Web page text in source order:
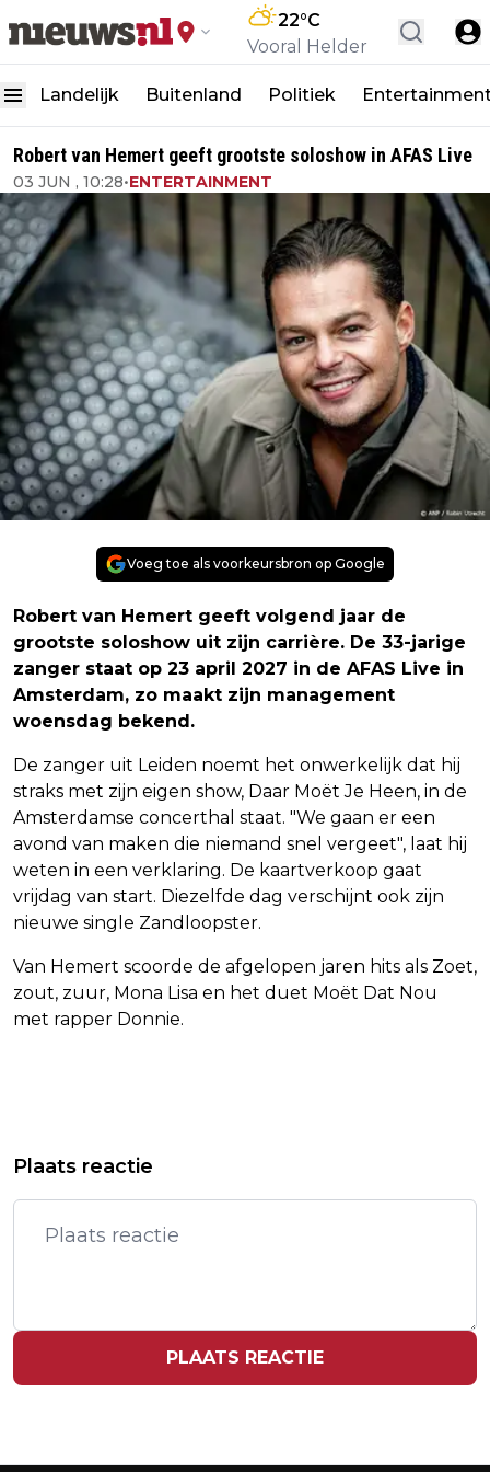
22°C
Vooral Helder
Landelijk Buitenland Politiek
Robert van Hemert geeft grootste soloshow in AFAS Live
03 JUN , 10:28•ENTERTAINMENT
Voeg toe als voorkeursbron op Google
Robert van Hemert geeft volgend jaar de
grootste soloshow uit zijn carrière. De 33-jarige
zanger staat op 23 april 2027 in de AFAS Live in
Amsterdam, zo maakt zijn management
woensdag bekend.
De zanger uit Leiden noemt het onwerkelijk dat hij
straks met zijn eigen show, Daar Moët Je Heen, in de
Amsterdamse concerthal staat. "We gaan er een
avond van maken die niemand snel vergeet", laat hij
weten in een verklaring. De kaartverkoop gaat
vrijdag van start. Diezelfde dag verschijnt ook zijn
nieuwe single Zandloopster.
Van Hemert scoorde de afgelopen jaren hits als Zoet,
zout, zuur, Mona Lisa en het duet Moët Dat Nou
met rapper Donnie.
AANTAL VERKEERSOVERTREDINGEN
RAAD VAN STATE KEURT
NAAMSVERANDERING GROENLINKS-
PVDA GOED
Plaats reactie
PLAATS REACTIE